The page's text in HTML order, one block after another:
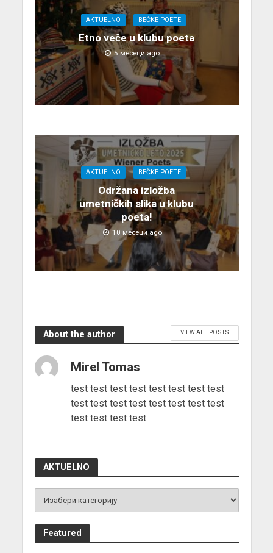
AKTUELNO BEČKE POETE
Etno veče u klubu poeta
5 месеци ago
AKTUELNO BEČKE POETE
Održana izložba
umetničkih slika u klubu
poeta!
10 месеци ago
About the author VIEW ALL POSTS
Mirel Tomas
test test test test test test test test
test test test test test test test test
test test test test
AKTUELNO
Featured